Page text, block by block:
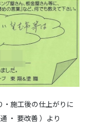
・施工後の仕上がりに
・ 要改善 ）より